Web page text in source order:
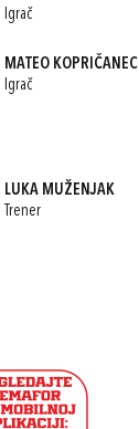
Igrač
MATEO KOPRIČANEC
Igrač
LUKA MUŽENJAK
Trener